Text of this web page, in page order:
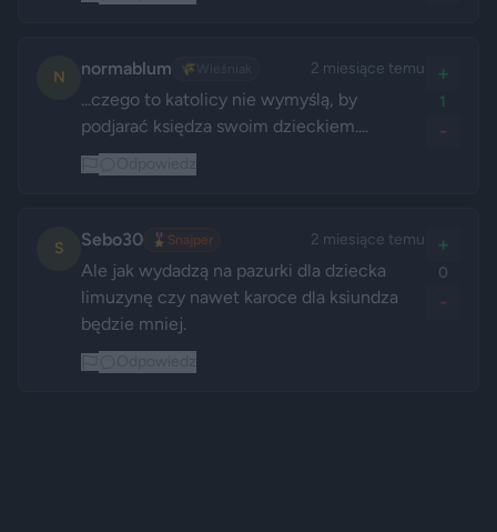
N normablum 🌾 2 miesiące temu
...czego to katolicy nie wymyślą, by
podjarać księdza swoim dzieckiem....
+
1
-
S Sebo30 🎖️ Snajper 2 miesiące temu
Ale jak wydadzą na pazurki dla dziecka
limuzynę czy nawet karoce dla ksiundza
będzie mniej.
+
0
-